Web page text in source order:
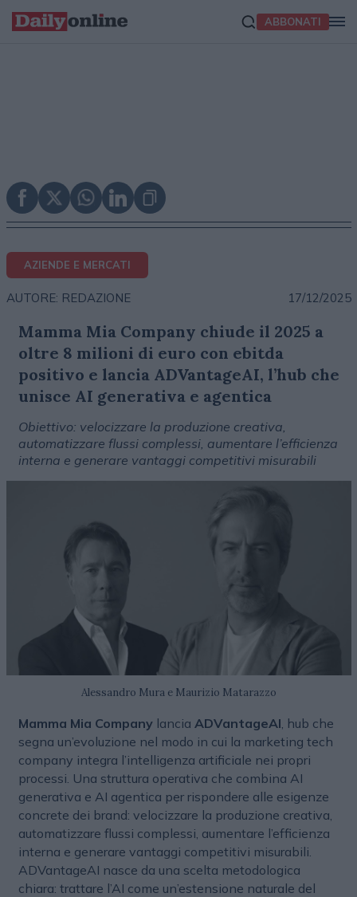
ABBONATI
AZIENDE E MERCATI
AUTORE: REDAZIONE 17/12/2025
Mamma Mia Company chiude il 2025 a
oltre 8 milioni di euro con ebitda
positivo e lancia ADVantageAI, l’hub che
unisce AI generativa e agentica
Obiettivo: velocizzare la produzione creativa,
automatizzare flussi complessi, aumentare l’efficienza
interna e generare vantaggi competitivi misurabili
Alessandro Mura e Maurizio Matarazzo
Mamma Mia Company lancia ADVantageAI , hub che
segna un’evoluzione nel modo in cui la marketing tech
company integra l’intelligenza artificiale nei propri
processi. Una struttura operativa che combina AI
generativa e AI agentica per rispondere alle esigenze
concrete dei brand: velocizzare la produzione creativa,
automatizzare flussi complessi, aumentare l’efficienza
interna e generare vantaggi competitivi misurabili.
ADVantageAI nasce da una scelta metodologica
chiara: trattare l’AI come un’estensione naturale del